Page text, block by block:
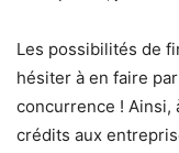
Les possibilités de
hésiter à en faire
concurrence ! Ainsi,
crédits aux